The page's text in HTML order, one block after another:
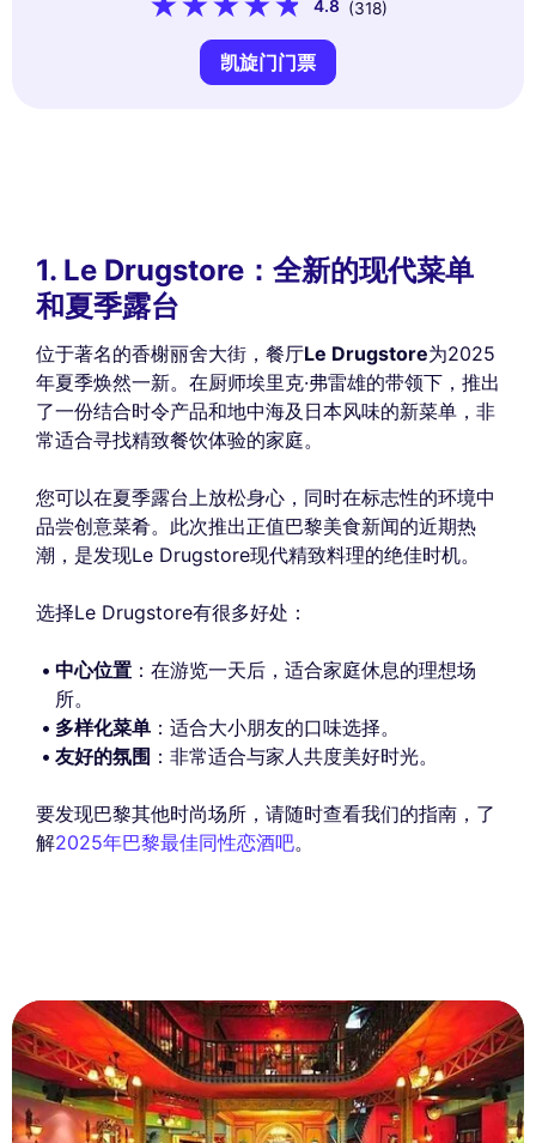
4.8 (318)
凯旋门门票
1. Le Drugstore：全新的现代菜单
和夏季露台
位于著名的香榭丽舍大街，餐厅Le Drugstore为2025
年夏季焕然一新。在厨师埃里克·弗雷雄的带领下，推出
了一份结合时令产品和地中海及日本风味的新菜单，非
常适合寻找精致餐饮体验的家庭。
您可以在夏季露台上放松身心，同时在标志性的环境中
品尝创意菜肴。此次推出正值巴黎美食新闻的近期热
潮，是发现Le Drugstore现代精致料理的绝佳时机。
选择Le Drugstore有很多好处：
中心位置 ：在游览一天后，适合家庭休息的理想场
所。
多样化菜单 ：适合大小朋友的口味选择。
友好的氛围 ：非常适合与家人共度美好时光。
要发现巴黎其他时尚场所，请随时查看我们的指南，了
解2025年巴黎最佳同性恋酒吧。